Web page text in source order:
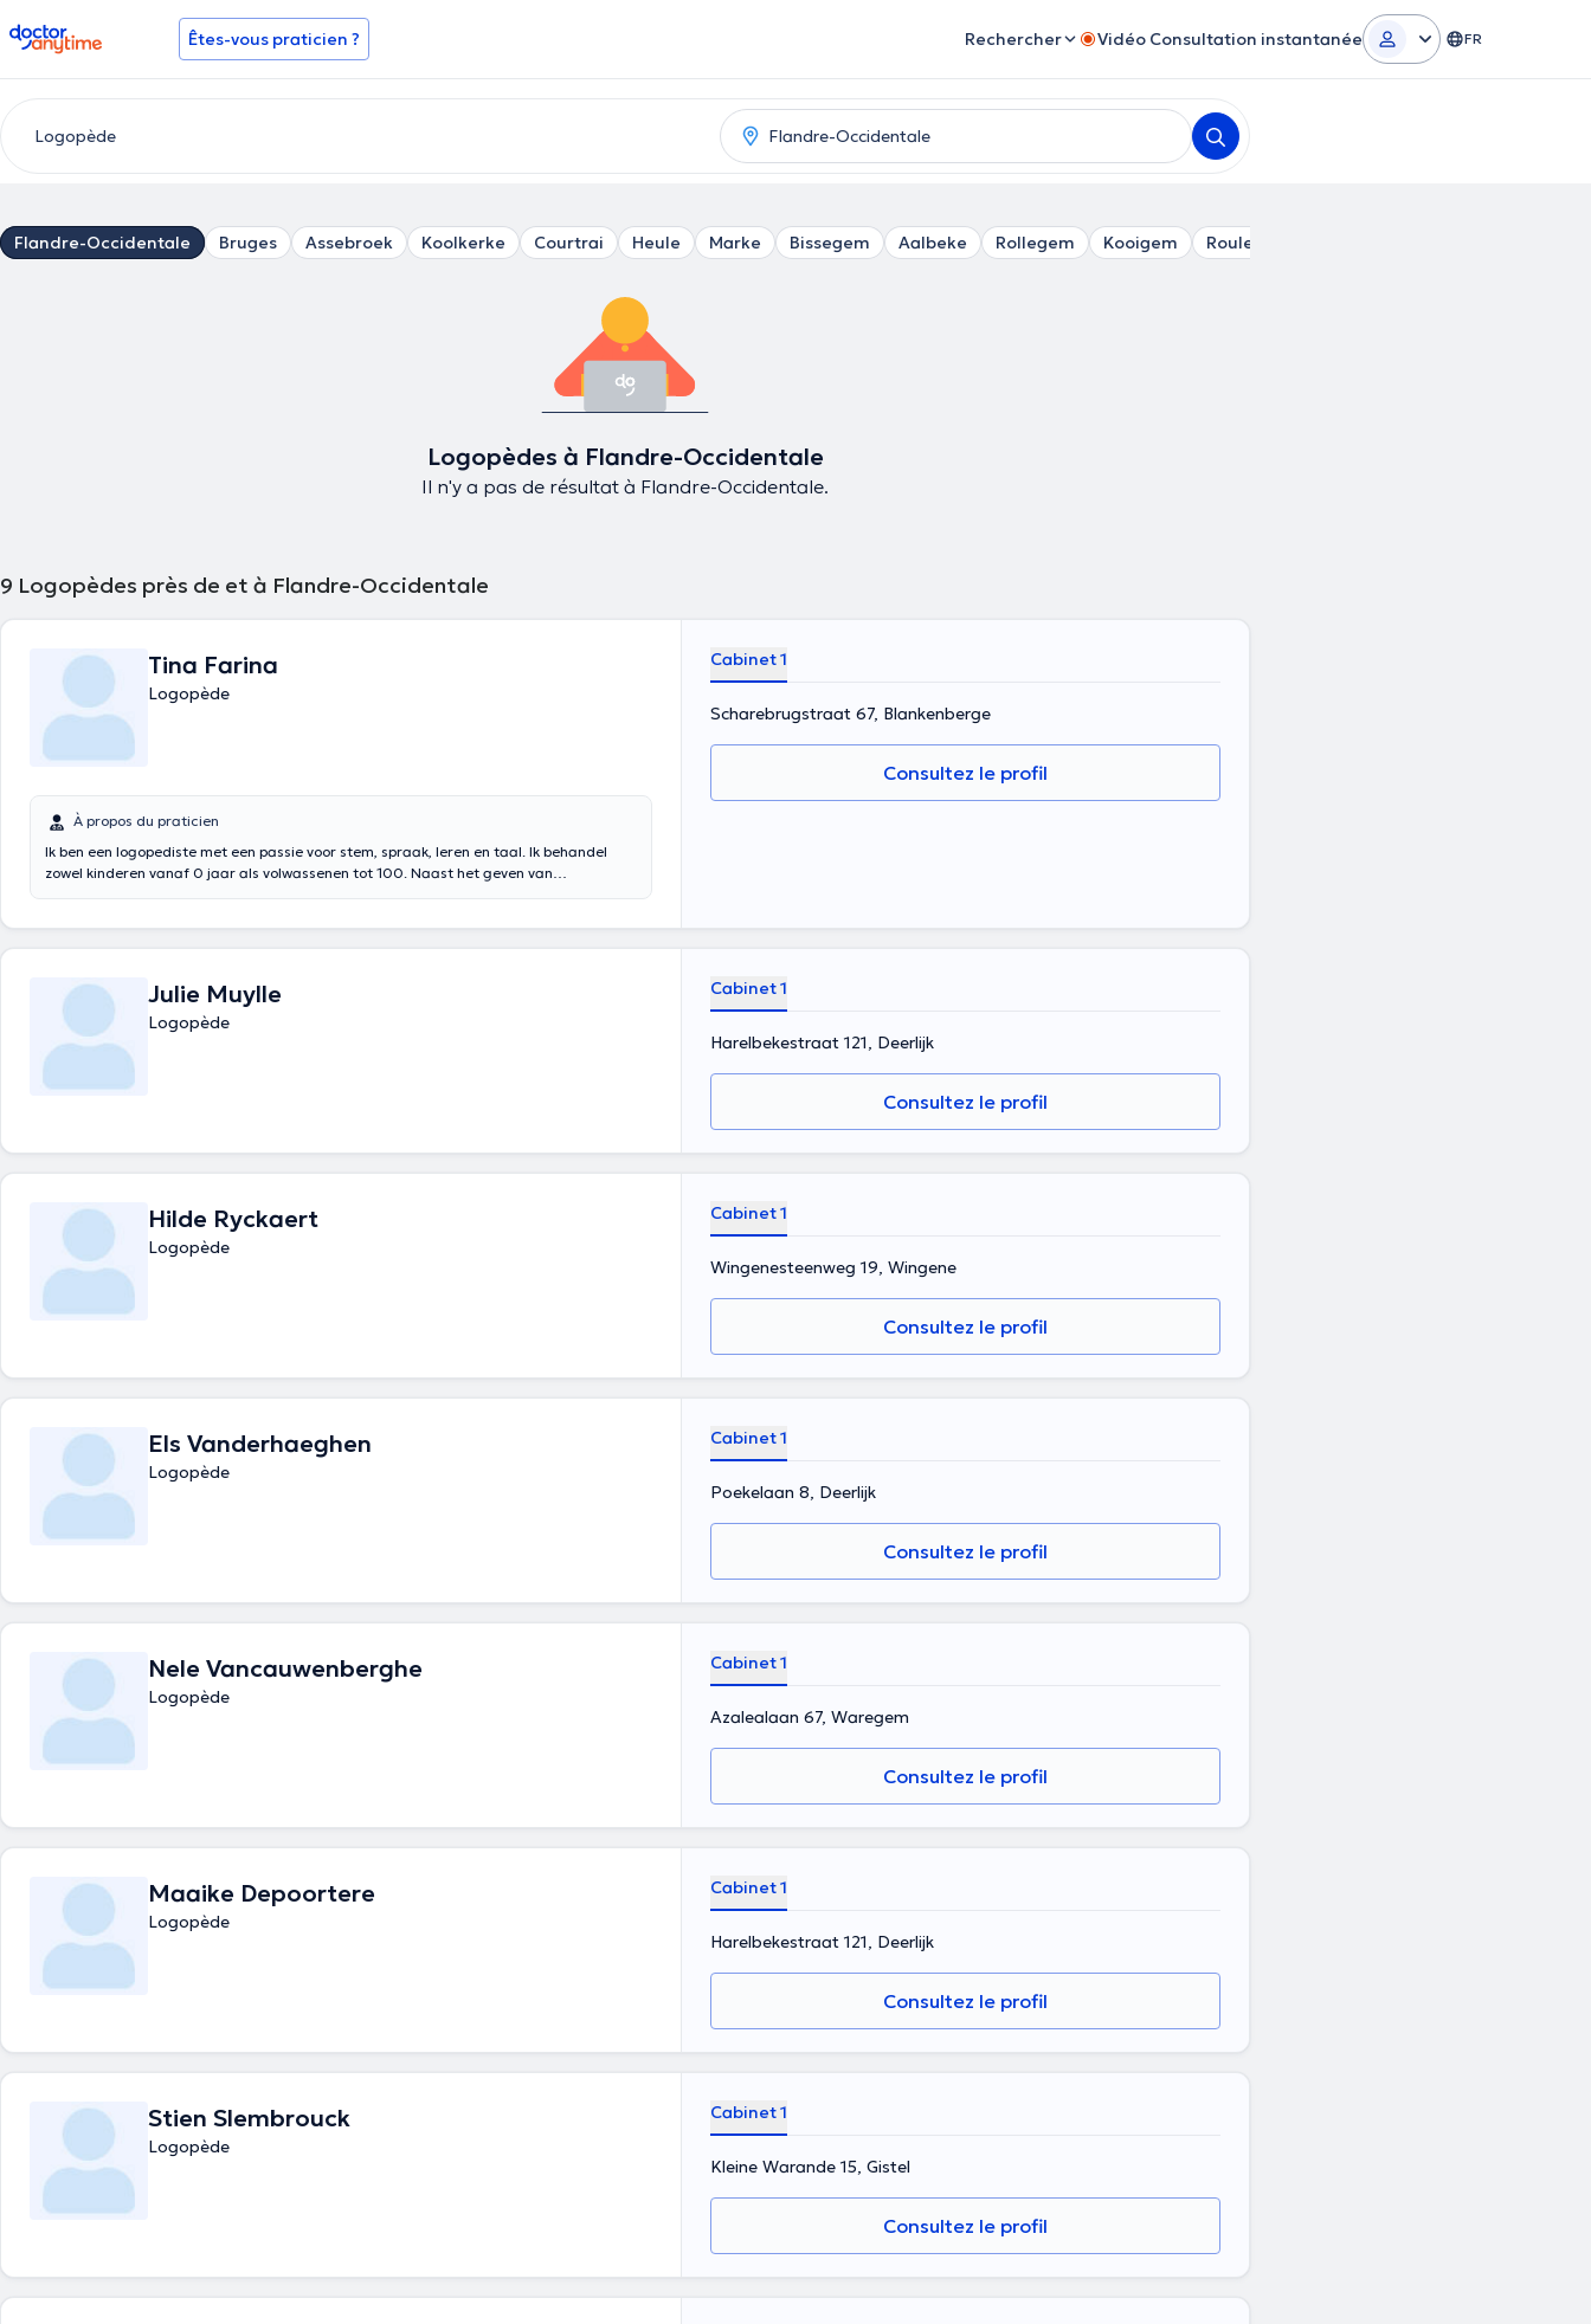
doctoranytime Êtes-vous praticien ? Rechercher Vidéo Consultation instantanée FR
Flandre-Occidentale Bruges Assebroek Koolkerke Courtrai Heule Marke Bissegem Aalbeke Rollegem Kooigem Roulers
Logopèdes à Flandre-Occidentale
Il n'y a pas de résultat à Flandre-Occidentale.
9 Logopèdes près de et à Flandre-Occidentale
Tina Farina
Logopède
À propos du praticien
Ik ben een logopediste met een passie voor stem, spraak, leren en taal. Ik behandel
zowel kinderen vanaf 0 jaar als volwassenen tot 100. Naast het geven van
Cabinet 1
Scharebrugstraat 67, Blankenberge
Consultez le profil
Julie Muylle
Logopède
Cabinet 1
Harelbekestraat 121, Deerlijk
Consultez le profil
Hilde Ryckaert
Logopède
Cabinet 1
Wingenesteenweg 19, Wingene
Consultez le profil
Els Vanderhaeghen
Logopède
Cabinet 1
Poekelaan 8, Deerlijk
Consultez le profil
Nele Vancauwenberghe
Logopède
Cabinet 1
Azalealaan 67, Waregem
Consultez le profil
Maaike Depoortere
Logopède
Cabinet 1
Harelbekestraat 121, Deerlijk
Consultez le profil
Stien Slembrouck
Logopède
Cabinet 1
Kleine Warande 15, Gistel
Consultez le profil